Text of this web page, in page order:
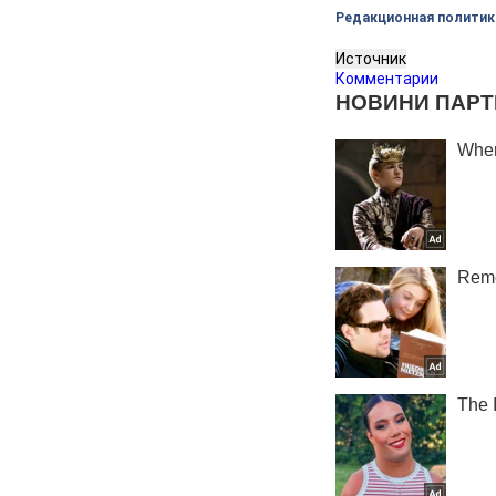
Редакционная
Источник
Комментарии